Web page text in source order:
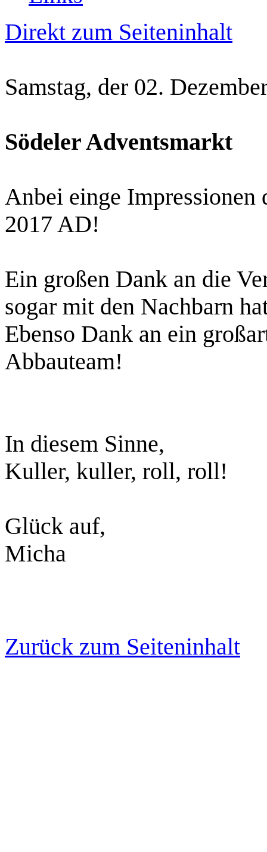
Direkt zum Seiteninhalt
Samstag, der 02.
Södeler Adventsmarkt
Anbei einge Impressionen
2017 AD!
Ein großen Dank an die
sogar mit den Nachbarn
Ebenso Dank an ein
Abbauteam!
In diesem Sinne,
Kuller, kuller, roll, roll!
Glück auf,
Micha
Zurück zum Seiteninhalt